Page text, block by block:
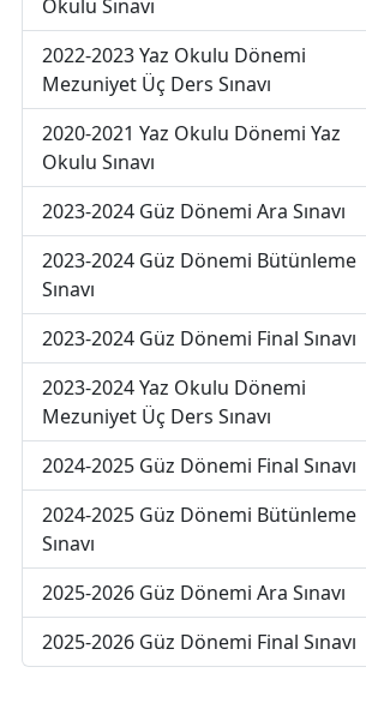
Okulu Sınavı
2022-2023 Yaz Okulu Dönemi
Mezuniyet Üç Ders Sınavı
2020-2021 Yaz Okulu Dönemi Yaz
Okulu Sınavı
2023-2024 Güz Dönemi Ara Sınavı
2023-2024 Güz Dönemi Bütünleme
Sınavı
2023-2024 Güz Dönemi Final Sınavı
2023-2024 Yaz Okulu Dönemi
Mezuniyet Üç Ders Sınavı
2024-2025 Güz Dönemi Final Sınavı
2024-2025 Güz Dönemi Bütünleme
Sınavı
2025-2026 Güz Dönemi Ara Sınavı
2025-2026 Güz Dönemi Final Sınavı